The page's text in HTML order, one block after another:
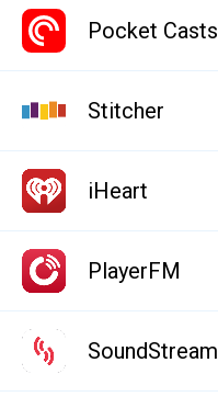
Pocket Casts
Stitcher
iHeart
PlayerFM
SoundStream